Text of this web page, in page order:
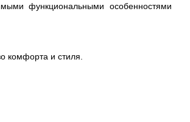
функциональными особенностями
комфорта и стиля.